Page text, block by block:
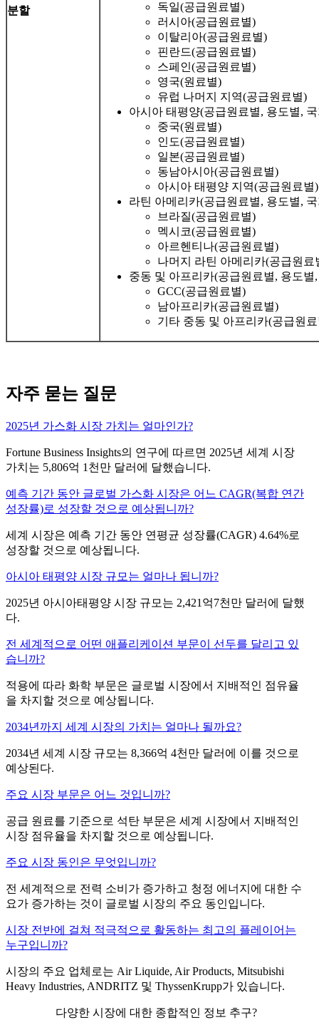
분할
독일(공급원료별)
러시아(공급원료별)
이탈리아(공급원료별)
핀란드(공급원료별)
스페인(공급원료별)
영국(원료별)
유럽 ​​나머지 지역(공급원료별)
아시아 태평양(공급원료별, 용도별,
중국(원료별)
인도(공급원료별)
일본(공급원료별)
동남아시아(공급원료별)
아시아 태평양 지역(공급원료별)
라틴 아메리카(공급원료별, 용도별,
브라질(공급원료별)
멕시코(공급원료별)
아르헨티나(공급원료별)
나머지 라틴 아메리카(공급원료
중동 및 아프리카(공급원료별, 용도별
GCC(공급원료별)
남아프리카(공급원료별)
기타 중동 및 아프리카(공급원
자주 묻는 질문
2025년 가스화 시장 가치는 얼마인가?
Fortune Business Insights의 연구에 따르면 2025년 세계 시장
가치는 5,806억 1천만 달러에 달했습니다.
예측 기간 동안 글로벌 가스화 시장은 어느 CAGR(복합 연간
성장률)로 성장할 것으로 예상됩니까?
세계 시장은 예측 기간 동안 연평균 성장률(CAGR) 4.64%로
성장할 것으로 예상됩니다.
아시아 태평양 시장 규모는 얼마나 됩니까?
2025년 아시아태평양 시장 규모는 2,421억7천만 달러에 달했
다.
전 세계적으로 어떤 애플리케이션 부문이 선두를 달리고 있
습니까?
적용에 따라 화학 부문은 글로벌 시장에서 지배적인 점유율
을 차지할 것으로 예상됩니다.
2034년까지 세계 시장의 가치는 얼마나 될까요?
2034년 세계 시장 규모는 8,366억 4천만 달러에 이를 것으로
예상된다.
주요 시장 부문은 어느 것입니까?
공급 원료를 기준으로 석탄 부문은 세계 시장에서 지배적인
시장 점유율을 차지할 것으로 예상됩니다.
주요 시장 동인은 무엇입니까?
전 세계적으로 전력 소비가 증가하고 청정 에너지에 대한 수
요가 증가하는 것이 글로벌 시장의 주요 동인입니다.
시장 전반에 걸쳐 적극적으로 활동하는 최고의 플레이어는
누구입니까?
시장의 주요 업체로는 Air Liquide, Air Products, Mitsubishi
Heavy Industries, ANDRITZ 및 ThyssenKrupp가 있습니다.
다양한 시장에 대한 종합적인 정보 추구?